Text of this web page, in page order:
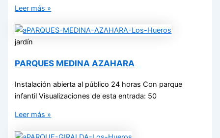
Leer más »
jardín
PARQUES MEDINA AZAHARA
Instalación abierta al público 24 horas Con parque
infantil Visualizaciones de esta entrada: 50
Leer más »